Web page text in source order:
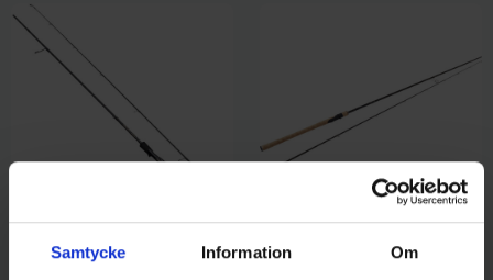
Samtycke Information Om
Abu Garcia
Abu Garcia Orra 702M 7-28g -
Westin
Westin W2 Spin 7'1'' ML 5-25g